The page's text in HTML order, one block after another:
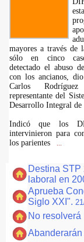
mayores a través de
sólo en cinco
detectado el abuso
con los ancianos,
Carlos Rodríguez
representante del
Desarrollo Integral
Indicó que los
intervinieron para
los parientes
Destina STP
laboral en
Aprueba
Siglo XXI".
No resolverá